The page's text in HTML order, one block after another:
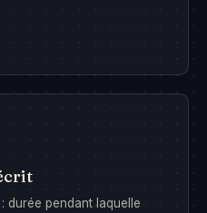
durée pendant laquelle